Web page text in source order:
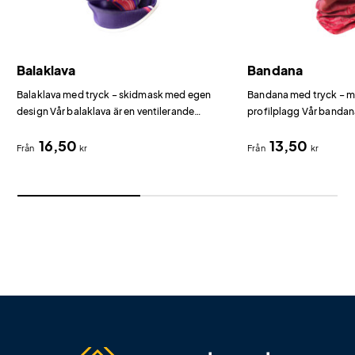
Balaklava
Balaklava med tryck – skidmask med egen
design Vår balaklava är en ventilerande
över hela ytan med digitaltryck i obegränsat
Från 16,50kr
Bandana
Bandana med tryck –
profilplagg Vår
pannband, hårsnodd,
Från 13,50 kr